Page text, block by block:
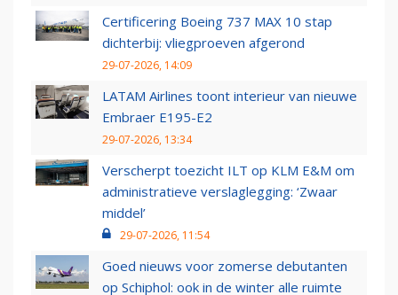
Certificering Boeing 737 MAX 10 stap
dichterbij: vliegproeven afgerond
29-07-2026, 14:09
LATAM Airlines toont interieur van nieuwe
Embraer E195-E2
29-07-2026, 13:34
Verscherpt toezicht ILT op KLM E&M om
administratieve verslaglegging: ‘Zwaar
middel’
29-07-2026, 11:54
Goed nieuws voor zomerse debutanten
op Schiphol: ook in de winter alle ruimte